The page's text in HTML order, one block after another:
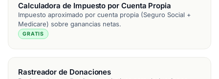
Calculadora de Impuesto por Cuenta Propia
Impuesto aproximado por cuenta propia (Seguro Social +
Medicare) sobre ganancias netas.
GRATIS
Rastreador de Donaciones